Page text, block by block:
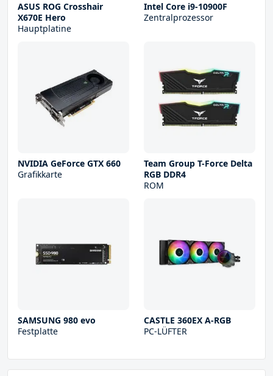
ASUS ROG Crosshair
X670E Hero
Hauptplatine
Intel Core i9-10900F
Zentralprozessor
NVIDIA GeForce GTX 660
Grafikkarte
Team Group T-Force Delta
RGB DDR4
ROM
SAMSUNG 980 evo
Festplatte
CASTLE 360EX A-RGB
PC-LÜFTER